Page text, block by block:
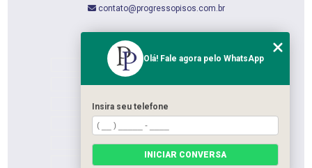
contato@progressopisos.com.br
QUEM SOMOS
SERVIÇOS
CATEGORIAS
Olá! Fale agora pelo WhatsApp
Insira seu telefone
INICIAR CONVERSA